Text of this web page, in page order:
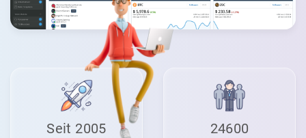
Seit 2005 24600